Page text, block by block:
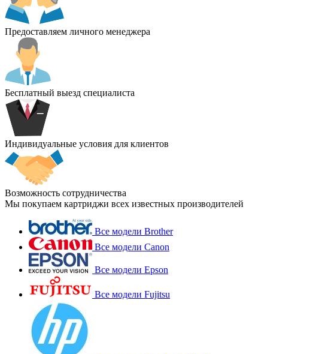
Предоставляем личного менеджера
Бесплатный выезд специалиста
Индивидуальные условия для клиентов
Возможность сотрудничества
Мы покупаем картриджи всех известных производителей
Все модели Brother
Все модели Canon
Все модели Epson
Все модели Fujitsu